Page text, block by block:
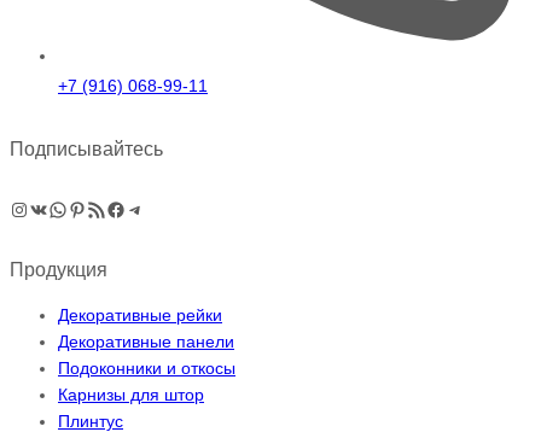
+7 (916) 068-99-11
Подписывайтесь
Instagram
ВКонтакте
WhatsApp
Pinterest
RSS-рассылка
Facebook
Telegram
Продукция
Декоративные рейки
Декоративные панели
Подоконники и откосы
Карнизы для штор
Плинтус